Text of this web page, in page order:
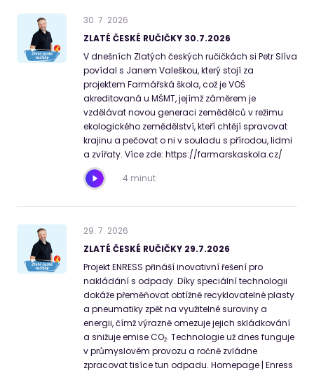
30. 7. 2026
ZLATÉ ČESKÉ RUČIČKY 30.7.2026
V dnešních Zlatých českých ručičkách si Petr Slíva
povídal s Janem Valeškou, který stojí za
projektem Farmářská škola, což je VOŠ
akreditovaná u MŠMT, jejímž záměrem je
vzdělávat novou generaci zemědělců v režimu
ekologického zemědělství, kteří chtějí spravovat
krajinu a pečovat o ni v souladu s přírodou, lidmi
a zvířaty. Více zde: https://farmarskaskola.cz/
4 minut
29. 7. 2026
ZLATÉ ČESKÉ RUČIČKY 29.7.2026
Projekt ENRESS přináší inovativní řešení pro
nakládání s odpady. Díky speciální technologii
dokáže přeměňovat obtížně recyklovatelné plasty
a pneumatiky zpět na využitelné suroviny a
energii, čímž výrazně omezuje jejich skládkování
a snižuje emise CO₂. Technologie už dnes funguje
v průmyslovém provozu a ročně zvládne
zpracovat tisíce tun odpadu. Homepage | Enress